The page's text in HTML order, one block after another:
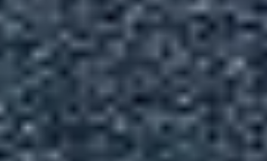
关于我们